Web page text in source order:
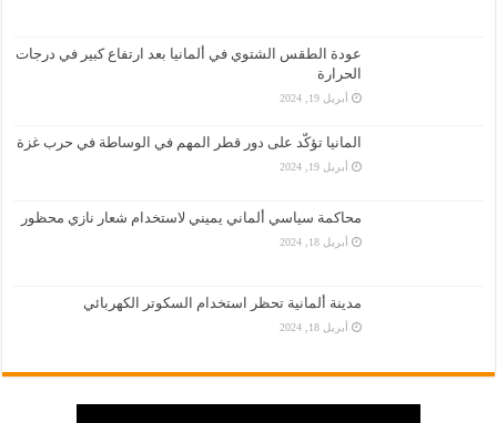
عودة الطقس الشتوي في ألمانيا بعد ارتفاع كبير في درجات
الحرارة
أبريل 19, 2024
المانيا تؤكّد على دور قطر المهم في الوساطة في حرب غزة
أبريل 19, 2024
محاكمة سياسي ألماني يميني لاستخدام شعار نازي محظور
أبريل 18, 2024
مدينة ألمانية تحظر استخدام السكوتر الكهربائي
أبريل 18, 2024